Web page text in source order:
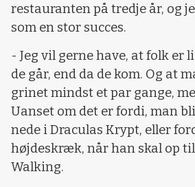
restauranten på tredje år, og
som en stor succes.
- Jeg vil gerne have, at folk er
de går, end da de kom. Og at
grinet mindst et par gange,
Uanset om det er fordi, man
nede i Draculas Krypt, eller
højdeskræk, når han skal op til
Walking.